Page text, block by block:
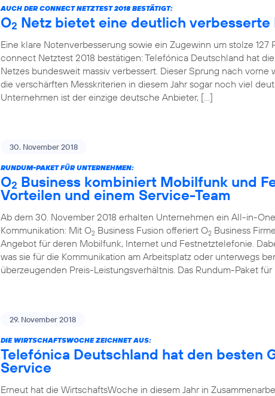
AUCH DER CONNECT NETZTEST 2018 BESTÄTIGT:
O2 Netz bietet eine deutlich verbesserte
Eine klare Notenverbesserung sowie ein Zugewinn um stolze 127
connect Netztest 2018 bestätigen: Telefónica Deutschland hat
Netzes bundesweit massiv verbessert. Dieser Sprung nach vorne
die verschärften Messkriterien in diesem Jahr sogar noch viel
Unternehmen ist der einzige deutsche Anbieter, […]
30. November 2018
RUNDUM-PAKET FÜR UNTERNEHMEN:
O2 Business kombiniert Mobilfunk und
Vorteilen und einem Service-Team
Ab dem 30. November 2018 erhalten Unternehmen ein All-in-
Kommunikation: Mit O2 Business Fusion offeriert O2 Business
Angebot für deren Mobilfunk, Internet und Festnetztelefonie.
was sie für die Kommunikation am Arbeitsplatz oder unterwegs
überzeugenden Preis-Leistungsverhältnis. Das Rundum-Paket
29. November 2018
DIE WIRTSCHAFTSWOCHE ZEICHNET AUS:
Telefónica Deutschland hat den besten
Service
Erneut hat die WirtschaftsWoche in diesem Jahr in